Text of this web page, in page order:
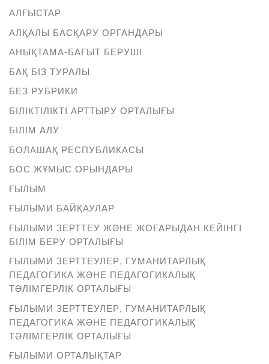
АЛҒЫСТАР
АЛҚАЛЫ БАСҚАРУ ОРГАНДАРЫ
АНЫҚТАМА-БАҒЫТ БЕРУШІ
БАҚ БІЗ ТУРАЛЫ
БЕЗ РУБРИКИ
БІЛІКТІЛІКТІ АРТТЫРУ ОРТАЛЫҒЫ
БІЛІМ АЛУ
БОЛАШАҚ РЕСПУБЛИКАСЫ
БОС ЖҰМЫС ОРЫНДАРЫ
ҒЫЛЫМ
ҒЫЛЫМИ БАЙҚАУЛАР
ҒЫЛЫМИ ЗЕРТТЕУ ЖӘНЕ ЖОҒАРЫДАН КЕЙІНГІ
БІЛІМ БЕРУ ОРТАЛЫҒЫ
ҒЫЛЫМИ ЗЕРТТЕУЛЕР, ГУМАНИТАРЛЫҚ
ПЕДАГОГИКА ЖӘНЕ ПЕДАГОГИКАЛЫҚ
ТӘЛІМГЕРЛІК ОРТАЛЫҒЫ
ҒЫЛЫМИ ЗЕРТТЕУЛЕР, ГУМАНИТАРЛЫҚ
ПЕДАГОГИКА ЖӘНЕ ПЕДАГОГИКАЛЫҚ
ТӘЛІМГЕРЛІК ОРТАЛЫҒЫ
ҒЫЛЫМИ ОРТАЛЫҚТАР